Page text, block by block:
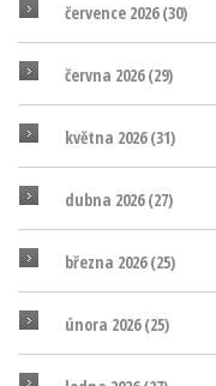
července 2026(30)
června 2026(29)
května 2026(31)
dubna 2026(27)
března 2026(25)
února 2026(25)